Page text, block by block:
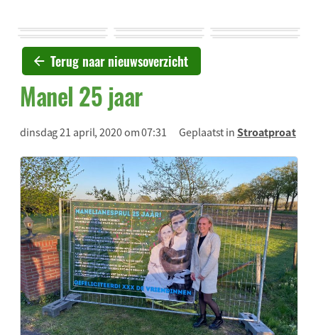
Terug naar nieuwsoverzicht
Manel 25 jaar
dinsdag 21 april, 2020 om 07:31 Geplaatst inStroatproat